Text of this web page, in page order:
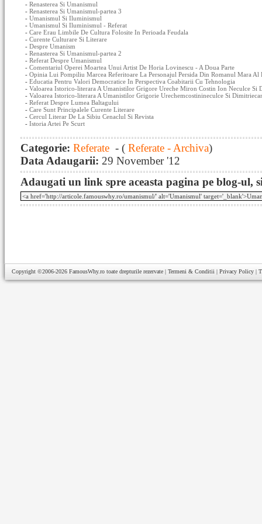
- Renasterea Si Umanismul
- Renasterea Si Umanismul-partea 3
- Umanismul Si Iluminismul
- Umanismul Si Iluminismul - Referat
- Care Erau Limbile De Cultura Folosite In Perioada Feudala
- Curente Culturare Si Literare
- Despre Umanism
- Renasterea Si Umanismul-partea 2
- Referat Despre Umanismul
- Comentariul Operei Moartea Unui Artist De Horia Lovinescu - A Doua Parte
- Opinia Lui Pompiliu Marcea Referitoare La Personajul Persida Din Romanul Mara
- Educatia Pentru Valori Democratice In Perspectiva Coabitarii Cu Tehnologia
- Valoarea Istorico-literara A Umanistilor Grigore Ureche Miron Costin Ion Neculce Si
- Valoarea Istorico-literara A Umanistilor Grigorie Urechemcostinineculce Si
- Referat Despre Lumea Baltagului
- Care Sunt Principalele Curente Literare
- Cercul Literar De La Sibiu Cenaclul Si Revista
- Istoria Artei Pe Scurt
Categorie: Referate - ( Referate - Archiva)
Data Adaugarii: 29 November '12
Adaugati un link spre aceasta pagina pe blog-ul,
Copyright ©2006-2026 FamousWhy.ro toate drepturile rezervate | Termeni & Conditii | Privacy Policy |